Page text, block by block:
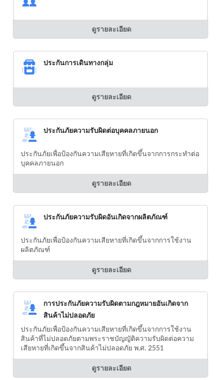
ดูรายละเอียด
ประกันการเดินทางกลุ่ม
ดูรายละเอียด
ประกันภัยความรับผิดต่อบุคคลภายนอก
ประกันภัยเพื่อป้องกันความเสียหายที่เกิดขึ้นจากการกระทำต่อ
บุคคลภายนอก
ดูรายละเอียด
ประกันภัยความรับผิดอันเกิดจากผลิตภัณฑ์
ประกันภัยเพื่อป้องกันความเสียหายที่เกิดขึ้นจากการใช้งาน
ผลิตภัณฑ์
ดูรายละเอียด
การประกันภัยความรับผิดตามกฎหมายอันเกิดจาก
สินค้าไม่ปลอดภัย
ประกันภัยเพื่อป้องกันความเสียหายที่เกิดขึ้นจากการใช้งาน
สินค้าที่ไม่ปลอดภัยตามพระราชบัญญัติความรับผิดต่อความ
เสียหายที่เกิดขึ้นจากสินค้าไม่ปลอดภัย พ.ศ. 2551
ดูรายละเอียด